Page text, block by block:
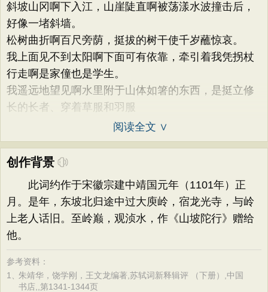
斜坡山冈啊下入江，山崖陡直啊被荡漾水波撞击后，
好像一堵斜墙。
松树曲折啊百尺旁荫，挺拔的树干使千岁蘸惊哀。
我上面见不到太阳啊下面可有依靠，牵引着我凭拐杖
行走啊是家僮也是学生。
我遥远地望见啊水里附于山体如箸的东西，是挺立修
长的长者、穿着草服和羽服
阅读全文 ∨
创作背景
此词约作于宋徽宗建中靖国元年（1101年）正
月。是年，东坡北归途中过大庾岭，宿龙光寺，与岭
上老人话旧。至岭巅，观浈水，作《山坡陀行》赠给
他。
参考资料：
1、朱靖华，饶学刚，王文龙编著,苏轼词新释辑评 （下册）,中国
书店,,第1341-1344页